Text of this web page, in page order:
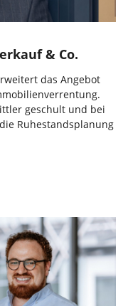
& Co.
das Angebot
geschult und bei
Ruhestandsplanung